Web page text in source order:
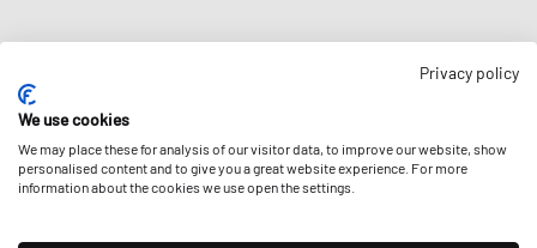
Privacy policy
We use cookies
We may place these for analysis of our visitor data, to improve our website, show
personalised content and to give you a great website experience. For more
information about the cookies we use open the settings.